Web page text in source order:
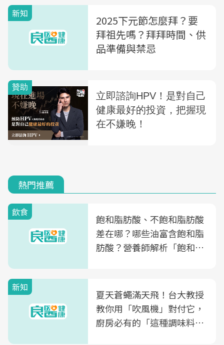
新知
2025下元節怎麼拜？要
拜祖先嗎？拜拜時間、供
品準備與禁忌
熱門推薦
飲食
飽和脂肪酸、不飽和脂肪酸
差在哪？哪些油富含飽和脂
肪酸？營養師解析「飽和脂
新知
夏天蒼蠅滿天飛！台大教授
教你用「吹風機」對付它，
廚房必有的「這種調味料」